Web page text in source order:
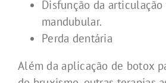
Disfunção da
mandubular.
Perda dentária
Além da aplicação de botox